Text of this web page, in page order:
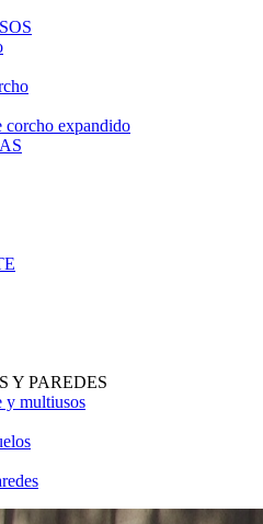
corcho expandido
Y PAREDES
y multiusos